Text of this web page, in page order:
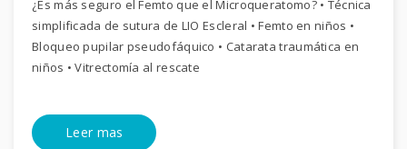
¿Es más seguro el Femto que el Microqueratomo? • Técnica
simplificada de sutura de LIO Escleral • Femto en niños •
Bloqueo pupilar pseudofáquico • Catarata traumática en
niños • Vitrectomía al rescate
Leer mas